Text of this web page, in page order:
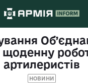
щоденну
артилеристів
НОВИНИ